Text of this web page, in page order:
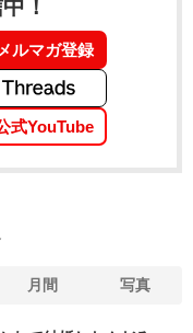
！
メルマガ登録
式YouTube
月間 写真